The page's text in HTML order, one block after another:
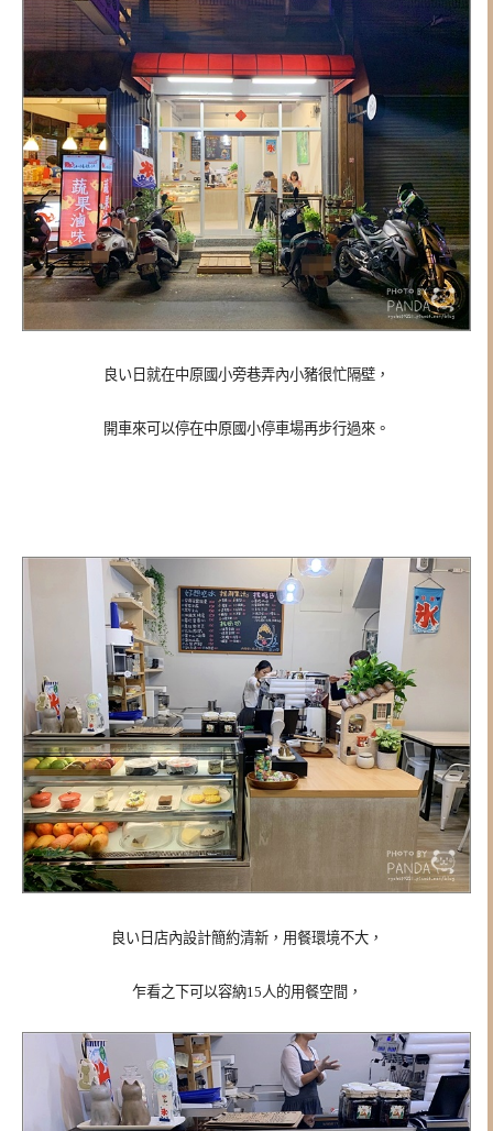
良い日就在中原國小旁巷弄內小豬很忙隔壁，
開車來可以停在中原國小停車場再步行過來。
良い日店內設計簡約清新，用餐環境不大，
乍看之下可以容納15人的用餐空間，